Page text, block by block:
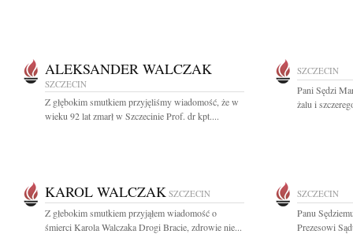
ALEKSANDER WALCZAK
SZCZECIN
Z głębokim smutkiem przyjęliśmy wiadomość, że w
wieku 92 lat zmarł w Szczecinie Prof. dr kpt....
SZCZECIN
Pani Sędzi
żalu i
KAROL WALCZAK SZCZECIN
Z głebokim smutkiem przyjąłem wiadomość o
śmierci Karola Walczaka Drogi Bracie, zdrowie nie...
SZCZECIN
Panu
Prezesowi